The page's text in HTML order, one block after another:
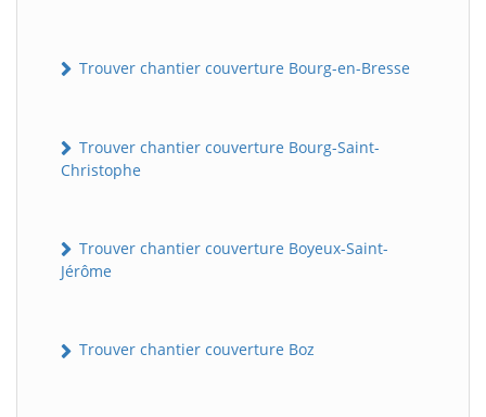
Trouver chantier couverture Bourg-en-Bresse
Trouver chantier couverture Bourg-Saint-
Christophe
Trouver chantier couverture Boyeux-Saint-
Jérôme
Trouver chantier couverture Boz